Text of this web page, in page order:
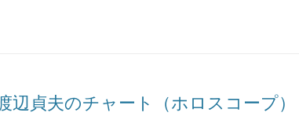
貞夫のチャート（ホロスコープ）